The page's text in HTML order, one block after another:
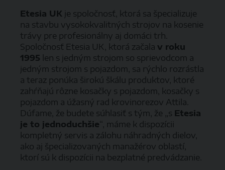
Etesia UK je spoločnosť, ktorá sa špecializuje
na stavbu vysokokvalitných strojov na kosenie
trávy pre profesionálny aj domáci trh.
Spoločnosť Etesia UK, ktorá začala v roku
1995 len s jedným strojom so sprievodcom a
jedným strojom s pojazdom, sa rýchlo rozrástla
a teraz ponúka širokú škálu produktov, ktoré
zahŕňajú rôzne kosačky s pojazdom, kosačky s
pojazdom a úžasný rad krovinorezov Attila.
Dúfame, že budete súhlasiť s tým, že „s Etesia
je to jednoduchšie“, máme k dispozícii
kompletný servis a zálohu náhradných dielov,
ako aj špecializovaných manažérov oblastí,
ktorí sú k dispozícii na bezplatné predvádzanie.